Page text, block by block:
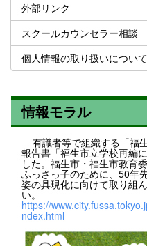
外部リンク
スクールカウンセラー相談
個人情報の取り扱いについて
情報モラル
有識者等で組織する「福
報告書「福生市立学校再編
した。福生市・福生市教育
ふっさっ子のために、50年
姿の具現化に向けて取り組
い。
https://
ndex.html